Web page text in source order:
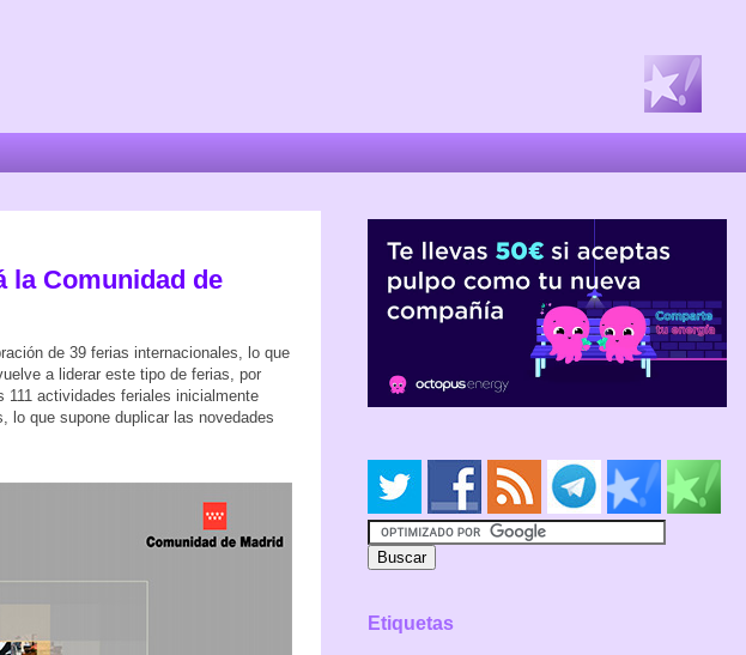
la Comunidad de
de 39 ferias internacionales, lo que
a liderar este tipo de ferias, por
111 actividades feriales inicialmente
lo que supone duplicar las novedades
Etiquetas